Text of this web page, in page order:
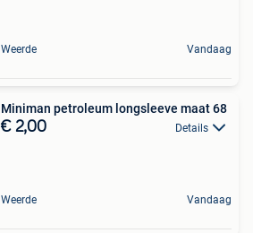
Weerde Vandaag
Miniman petroleum longsleeve maat 68
€ 2,00 Details
Weerde Vandaag